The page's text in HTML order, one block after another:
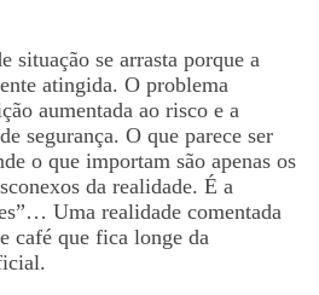
situação se arrasta porque a
atingida. O problema
aumentada ao risco e a
segurança. O que parece ser
o que importam são apenas os
da realidade. É a
Uma realidade comentada
café que fica longe da